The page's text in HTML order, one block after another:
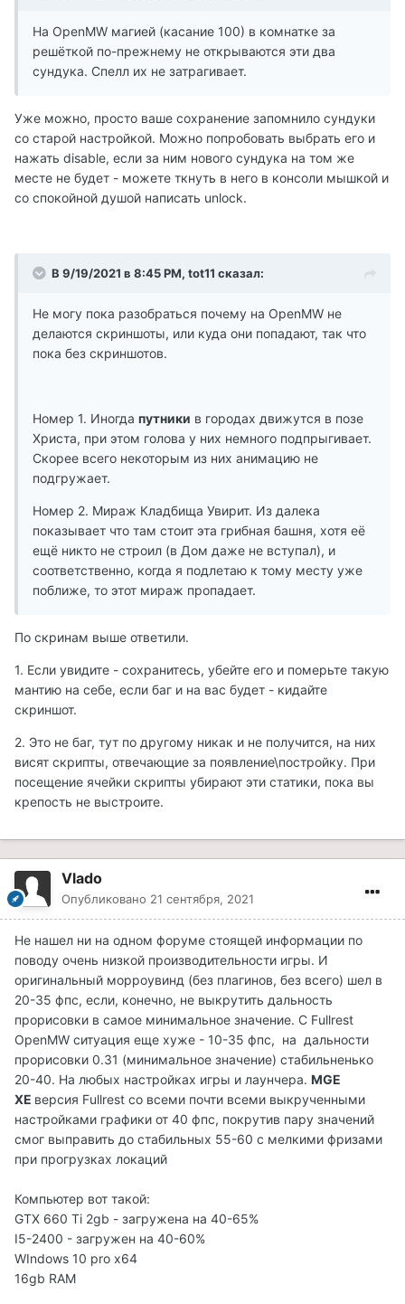
На OpenMW магией (касание 100) в комнатке за
решёткой по-прежнему не открываются эти два
сундука. Спелл их не затрагивает.
Уже можно, просто ваше сохранение запомнило сундуки
со старой настройкой. Можно попробовать выбрать его и
нажать disable, если за ним нового сундука на том же
месте не будет - можете ткнуть в него в консоли мышкой и
со спокойной душой написать unlock.
В 9/19/2021 в 8:45 PM, tot11 сказал:
Не могу пока разобраться почему на OpenMW не
делаются скриншоты, или куда они попадают, так что
пока без скриншотов.
Номер 1. Иногда путники в городах движутся в позе
Христа, при этом голова у них немного подпрыгивает.
Скорее всего некоторым из них анимацию не
подгружает.
Номер 2. Мираж Кладбища Увирит. Из далека
показывает что там стоит эта грибная башня, хотя её
ещё никто не строил (в Дом даже не вступал), и
соответственно, когда я подлетаю к тому месту уже
поближе, то этот мираж пропадает.
По скринам выше ответили.
1. Если увидите - сохранитесь, убейте его и померьте такую
мантию на себе, если баг и на вас будет - кидайте
скриншот.
2. Это не баг, тут по другому никак и не получится, на них
висят скрипты, отвечающие за появление\постройку. При
посещение ячейки скрипты убирают эти статики, пока вы
крепость не выстроите.
Vlado
Опубликовано 21 сентября, 2021
Не нашел ни на одном форуме стоящей информации по
поводу очень низкой производительности игры. И
оригинальный морроувинд (без плагинов, без всего) шел в
20-35 фпс, если, конечно, не выкрутить дальность
прорисовки в самое минимальное значение. С Fullrest
OpenMW ситуация еще хуже - 10-35 фпс, на дальности
прорисовки 0.31 (минимальное значение) стабильненько
20-40. На любых настройках игры и лаунчера. MGE
XE версия Fullrest со всеми почти всеми выкрученными
настройками графики от 40 фпс, покрутив пару значений
смог выправить до стабильных 55-60 с мелкими фризами
при прогрузках локаций
Компьютер вот такой:
GTX 660 Ti 2gb - загружена на 40-65%
I5-2400 - загружен на 40-60%
WIndows 10 pro x64
16gb RAM